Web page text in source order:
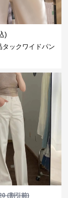
)
タックワイドパン
(割引前)